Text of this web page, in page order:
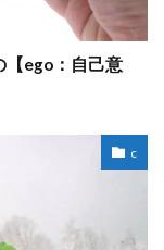
【ego：自己意
c